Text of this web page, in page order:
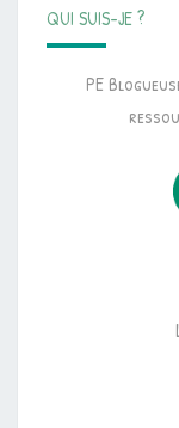
QUI SUIS-JE ?
PE